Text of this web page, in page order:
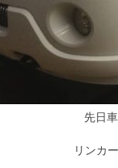
先日
リンカ